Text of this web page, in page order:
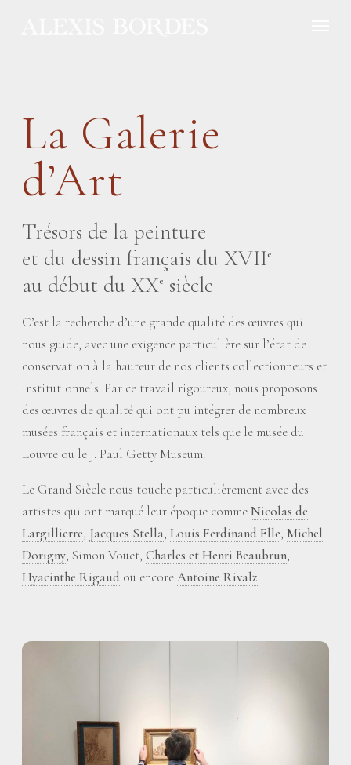
La Galerie
d’Art
Trésors de la peinture
et du dessin français du XVIIe
au début du XXe siècle
C’est la recherche d’une grande qualité des œuvres qui
nous guide, avec une exigence particulière sur l’état de
conservation à la hauteur de nos clients collectionneurs et
institutionnels. Par ce travail rigoureux, nous proposons
des œuvres de qualité qui ont pu intégrer de nombreux
musées français et internationaux tels que le musée du
Louvre ou le J. Paul Getty Museum.
Le Grand Siècle nous touche particulièrement avec des
artistes qui ont marqué leur époque commeNicolas de
Largillierre, Jacques Stella, Louis Ferdinand Elle, Michel
Dorigny, Simon Vouet, Charles et Henri Beaubrun,
Hyacinthe Rigaud ou encoreAntoine Rivalz.